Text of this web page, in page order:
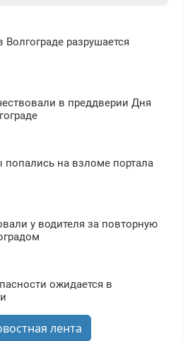
разрушается
в преддверии Дня
попались на взломе портала
у водителя за повторную
ожидается в
лента